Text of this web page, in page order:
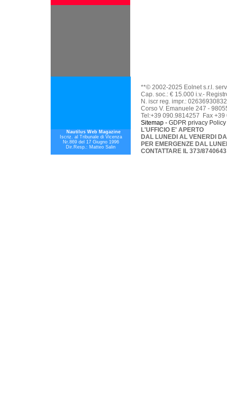
Nautilus Web Magazine
Iscriz. al Tribunale di Vicenza
Nr.869 del 17 Giugno 1996
Dir.Resp.: Matteo Salin
**© 2002-2025 Eolnet s.r.l.
Cap. soc.: € 15.000 i.v.-
N. iscr reg. impr.:
Corso V. Emanuele 247 -
Tel:+39 090.9814257 Fax
Sitemap - GDPR privacy Policy
L'UFFICIO E' APERTO
DAL LUNEDI AL VENERDI
PER EMERGENZE DAL
CONTATTARE IL 373/8740643